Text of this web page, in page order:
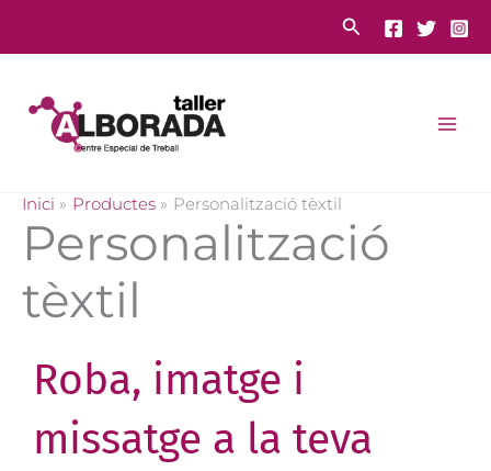
Cerca
Inici Productes Personalització tèxtil
Personalització
tèxtil
Roba, imatge i
missatge a la teva